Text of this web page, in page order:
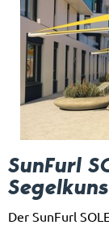
SunFurl
Der SunFurl